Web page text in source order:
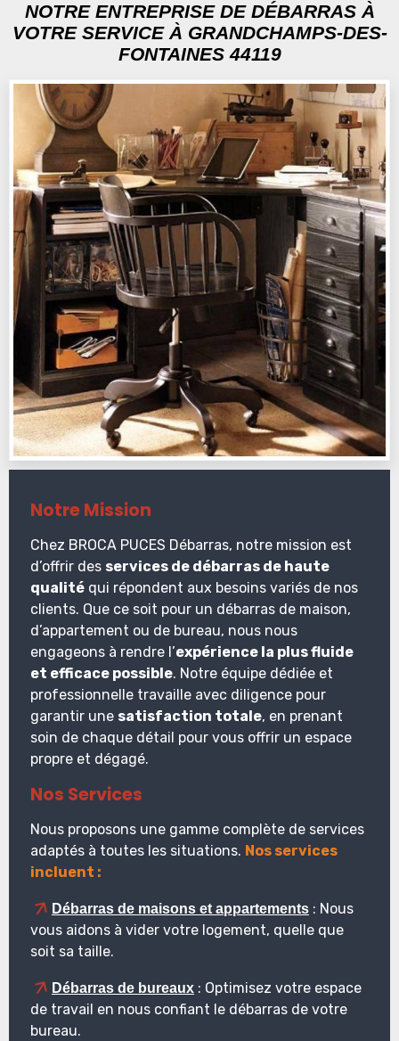
NOTRE ENTREPRISE DE DÉBARRAS À
VOTRE SERVICE À GRANDCHAMPS-DES-
FONTAINES 44119
Notre Mission
Chez BROCA PUCES Débarras, notre mission est
d’offrir des services de débarras de haute
qualité qui répondent aux besoins variés de nos
clients. Que ce soit pour un débarras de maison,
d’appartement ou de bureau, nous nous
engageons à rendre l’expérience la plus fluide
et efficace possible. Notre équipe dédiée et
professionnelle travaille avec diligence pour
garantir une satisfaction totale, en prenant
soin de chaque détail pour vous offrir un espace
propre et dégagé.
Nos Services
Nous proposons une gamme complète de services
adaptés à toutes les situations. Nos services
incluent :
Débarras de maisons et appartements : Nous
vous aidons à vider votre logement, quelle que
soit sa taille.
Débarras de bureaux : Optimisez votre espace
de travail en nous confiant le débarras de votre
bureau.